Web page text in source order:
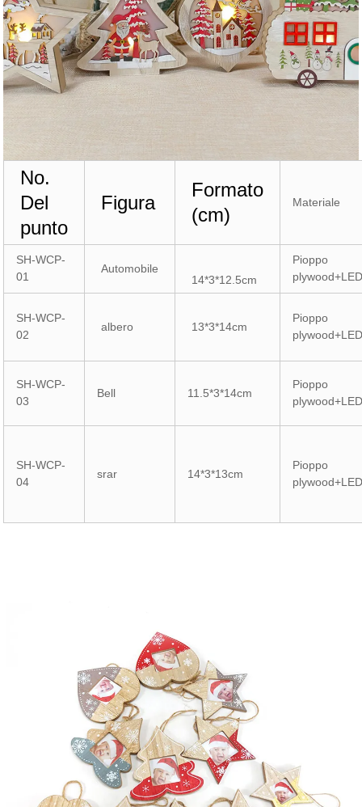
No.
Del
punto
Figura
Formato
(cm)
Materiale
SH-WCP-
01
Automobile
14*3*12.5cm
Pioppo
SH-WCP-
02
albero 13*3*14cm
Pioppo
SH-WCP-
03
Bell 11.5*3*14cm
Pioppo
SH-WCP-
04
srar 14*3*13cm
Pioppo